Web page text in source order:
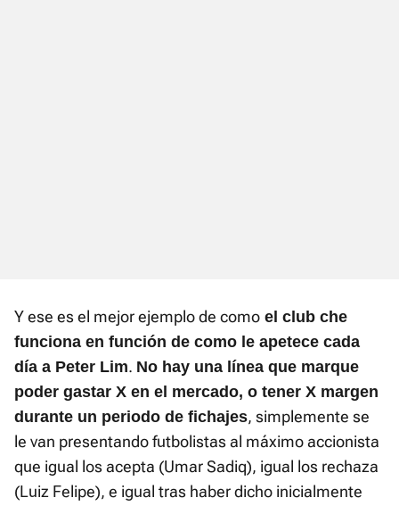
Y ese es el mejor ejemplo de como el club che
funciona en función de como le apetece cada
día a Peter Lim. No hay una línea que marque
poder gastar X en el mercado, o tener X margen
durante un periodo de fichajes, simplemente se
le van presentando futbolistas al máximo accionista
que igual los acepta (Umar Sadiq), igual los rechaza
(Luiz Felipe), e igual tras haber dicho inicialmente